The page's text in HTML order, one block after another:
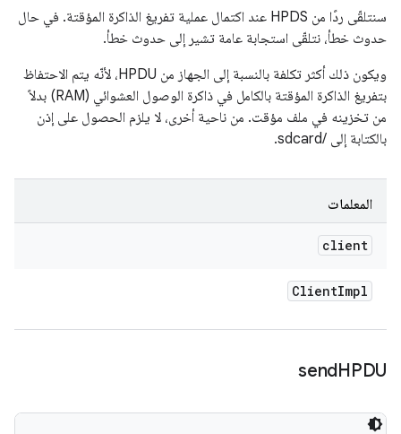
سنتلقّى ردًا من HPDS عند اكتمال عملية تفريغ الذاكرة المؤقتة. في حال
حدوث خطأ، نتلقّى استجابة عامة تشير إلى حدوث خطأ.
ويكون ذلك أكثر تكلفة بالنسبة إلى الجهاز من HPDU، لأنّه يتم الاحتفاظ
بتفريغ الذاكرة المؤقتة بالكامل في ذاكرة الوصول العشوائي (RAM) بدلاً
من تخزينه في ملف مؤقت. من ناحية أخرى، لا يلزم الحصول على إذن
بالكتابة إلى /sdcard.
المعلمات
client
ClientImpl
sendHPDU